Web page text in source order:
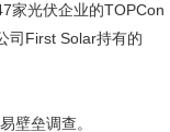
家光伏企业的TOPCon
司First Solar持有的
壁垒调查。